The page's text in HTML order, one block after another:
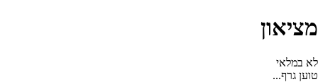
מציאון
לא במלאי
טוען גרף...